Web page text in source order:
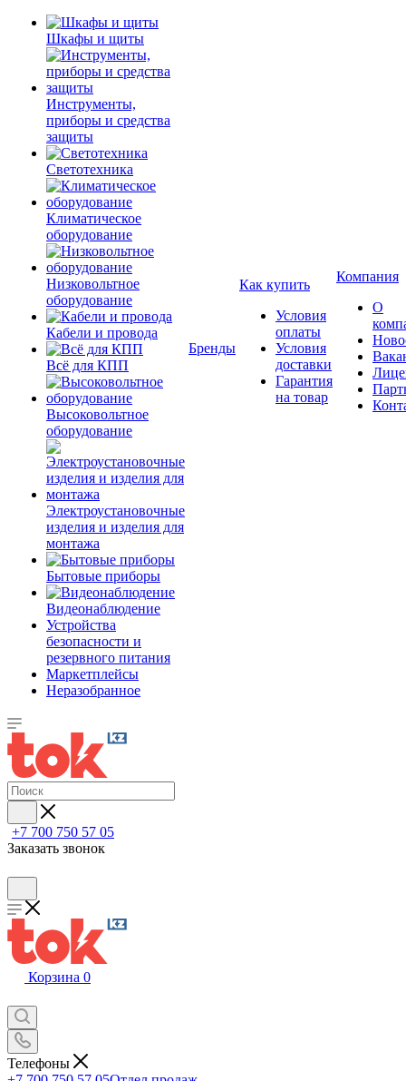
Шкафы и щиты
Инструменты,
приборы и средства
защиты
Светотехника
Климатическое
оборудование
Низковольтное
оборудование
Кабели и провода
Всё для КПП
Высоковольтное
оборудование
Электроустановочные
изделия и изделия для
монтажа
Бытовые приборы
Видеонаблюдение
Устройства
безопасности и
резервного питания
Маркетплейсы
Неразобранное
Бренды
Как купить
Условия
оплаты
Условия
доставки
Гарантия
на товар
Компания
О
+7 700 750 57 05
Заказать звонок
Корзина 0
Телефоны